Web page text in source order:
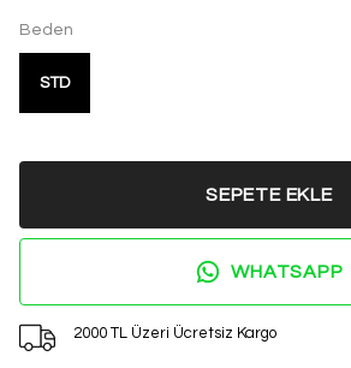
Beden
STD
SEPETE EKLE
WHATSAPP
2000 TL Üzeri Ücretsiz Kargo